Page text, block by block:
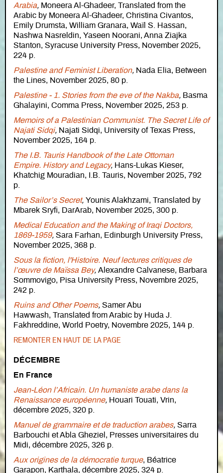
Arabia, Moneera Al-Ghadeer, Translated from the
Arabic by Moneera Al-Ghadeer, Christina Civantos,
Emily Drumsta, William Granara, Waïl S. Hassan,
Nashwa Nasreldin, Yaseen Noorani, Anna Ziajka
Stanton, Syracuse University Press, November 2025,
224 p.
Palestine and Feminist Liberation, Nada Elia, Between
the Lines, November 2025, 80 p.
Palestine - 1. Stories from the eve of the Nakba, Basma
Ghalayini, Comma Press, November 2025, 253 p.
Memoirs of a Palestinian Communist. The Secret Life of
Najati Sidqi, Najati Sidqi, University of Texas Press,
November 2025, 164 p.
The I.B. Tauris Handbook of the Late Ottoman
Empire. History and Legacy, Hans-Lukas Kieser,
Khatchig Mouradian, I.B. Tauris, November 2025, 792
p.
The Sailor’s Secret, Younis Alakhzami, Translated by
Mbarek Sryfi, DarArab, November 2025, 300 p.
Medical Education and the Making of Iraqi Doctors,
1869-1959, Sara Farhan, Edinburgh University Press,
November 2025, 368 p.
Sous la fiction, l'Histoire. Neuf lectures critiques de
l’œuvre de Maïssa Bey, Alexandre Calvanese, Barbara
Sommovigo, Pisa University Press, Novembre 2025,
242 p.
Ruins and Other Poems, Samer Abu
Hawwash, Translated from Arabic by Huda J.
Fakhreddine, World Poetry, Novembre 2025, 144 p.
REMONTER EN HAUT DE LA PAGE
DÉCEMBRE
En France
Jean-Léon l’Africain. Un humaniste arabe dans la
Renaissance européenne, Houari Touati, Vrin,
décembre 2025, 320 p.
Manuel de grammaire et de traduction arabes, Sarra
Barbouchi et Abla Gheziel, Presses universitaires du
Midi, décembre 2025, 326 p.
Aux origines de la démocratie turque, Béatrice
Garapon, Karthala, décembre 2025, 324 p.